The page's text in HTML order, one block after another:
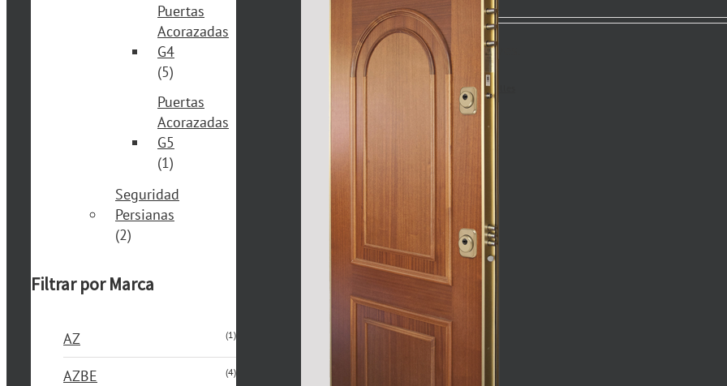
5 llaves.
Detalles
Puertas
Acorazadas
G4
(5)
Puertas
Acorazadas
G5
(1)
Seguridad
Persianas
(2)
Filtrar por Marca
AZ (1)
AZBE (4)